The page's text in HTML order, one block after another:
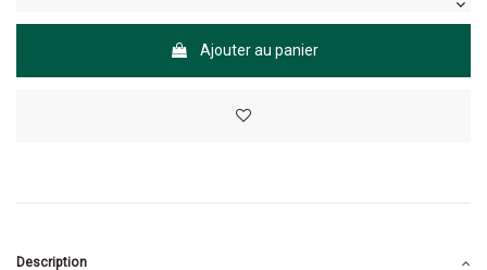
Ajouter au panier
Description